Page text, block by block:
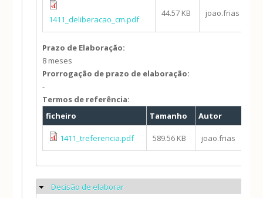
1411_deliberacao_cm.pdf
44.57 KB joao.frias
Prazo de Elaboração:
8 meses
Prorrogação de prazo de elaboração:
-
Termos de referência:
ficheiro
Tamanho Autor
1411_treferencia.pdf 589.56 KB joao.frias
Ocultar
Decisão de elaborar